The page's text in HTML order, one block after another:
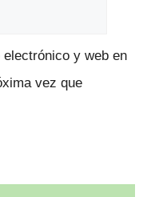
y web en
vez que